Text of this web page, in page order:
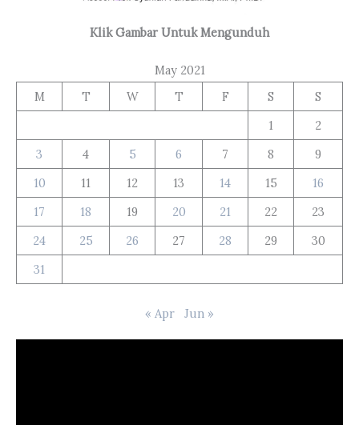
Klik Gambar Untuk Mengunduh
May 2021
M
T W T F S
S
1
2
3
4 5 6 7 8
9
10
11 12 13 14 15
16
17
18 19 20 21 22
23
24
25 26 27 28 29
30
31
« Apr Jun »